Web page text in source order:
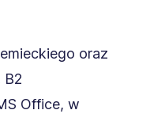
oraz
B2
Office, w